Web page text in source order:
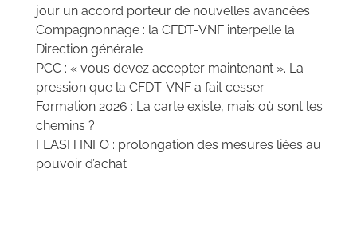
jour un accord porteur de nouvelles avancées
Compagnonnage : la CFDT-VNF interpelle la
Direction générale
PCC : « vous devez accepter maintenant ». La
pression que la CFDT-VNF a fait cesser
Formation 2026 : La carte existe, mais où sont les
chemins ?
FLASH INFO : prolongation des mesures liées au
pouvoir d’achat